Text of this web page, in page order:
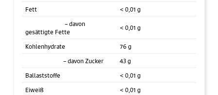
Fett
< 0,01 g
– davon
gesättigte Fette
< 0,01 g
Kohlenhydrate
76 g
– davon Zucker
43 g
Ballaststoffe
< 0,01 g
Eiweiß
< 0,01 g